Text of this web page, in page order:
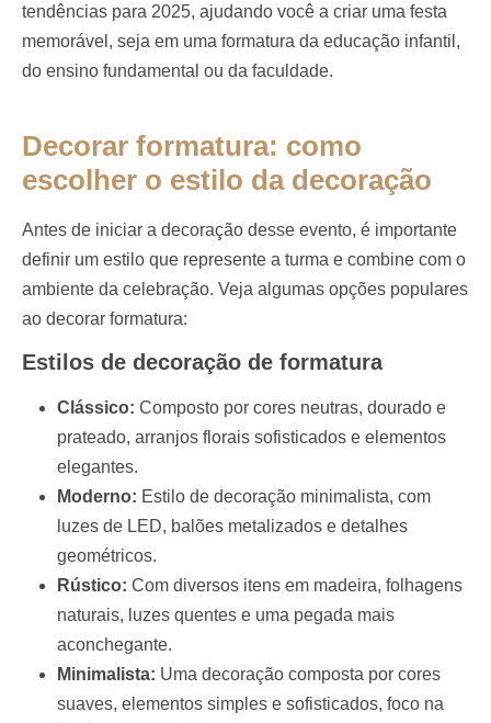
tendências para 2025, ajudando você a criar uma festa
memorável, seja em uma formatura da educação infantil,
do ensino fundamental ou da faculdade.
Decorar formatura: como
escolher o estilo da decoração
Antes de iniciar a decoração desse evento, é importante
definir um estilo que represente a turma e combine com o
ambiente da celebração. Veja algumas opções populares
ao decorar formatura:
Estilos de decoração de formatura
Clássico: Composto por cores neutras, dourado e
prateado, arranjos florais sofisticados e elementos
elegantes.
Moderno: Estilo de decoração minimalista, com
luzes de LED, balões metalizados e detalhes
geométricos.
Rústico: Com diversos itens em madeira, folhagens
naturais, luzes quentes e uma pegada mais
aconchegante.
Minimalista: Uma decoração composta por cores
suaves, elementos simples e sofisticados, foco na